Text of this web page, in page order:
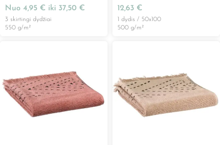
Nuo 4,95 € iki 37,50 €
3 skirtingi dydžiai
550 g/m²
12,63 €
1 dydis / 50x100
500 g/m²